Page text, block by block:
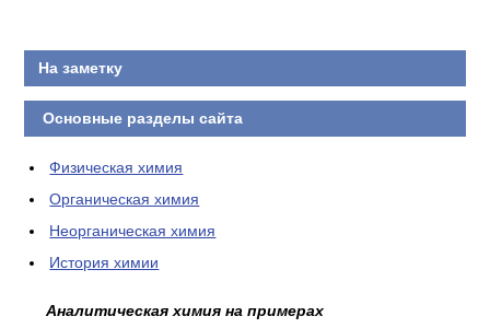
На заметку
Основные разделы сайта
Физическая химия
Органическая химия
Неорганическая химия
История химии
Аналитическая химия на примерах